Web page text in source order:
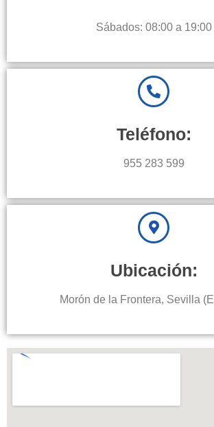
Sábados: 08:00 a 19:00
Teléfono:
955 283 599
Ubicación:
Morón de la Frontera, Sevilla